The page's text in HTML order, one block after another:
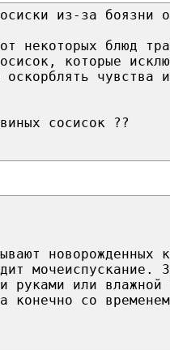
из-за боязни
некоторых блюд
которые
чувства
сосисок ??
новорожденных
мочеиспускание.
руками или
конечно со